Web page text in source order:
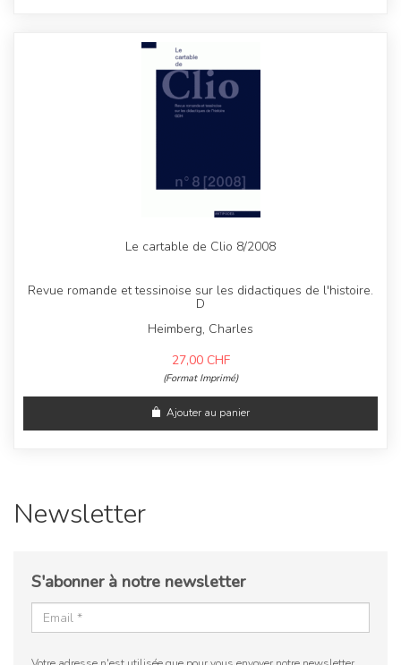
Le cartable de Clio 8/2008
Revue romande et tessinoise sur les didactiques de l'histoire.
D
Heimberg, Charles
27,00 CHF
(Format Imprimé)
Ajouter au panier
Newsletter
S'abonner à notre newsletter